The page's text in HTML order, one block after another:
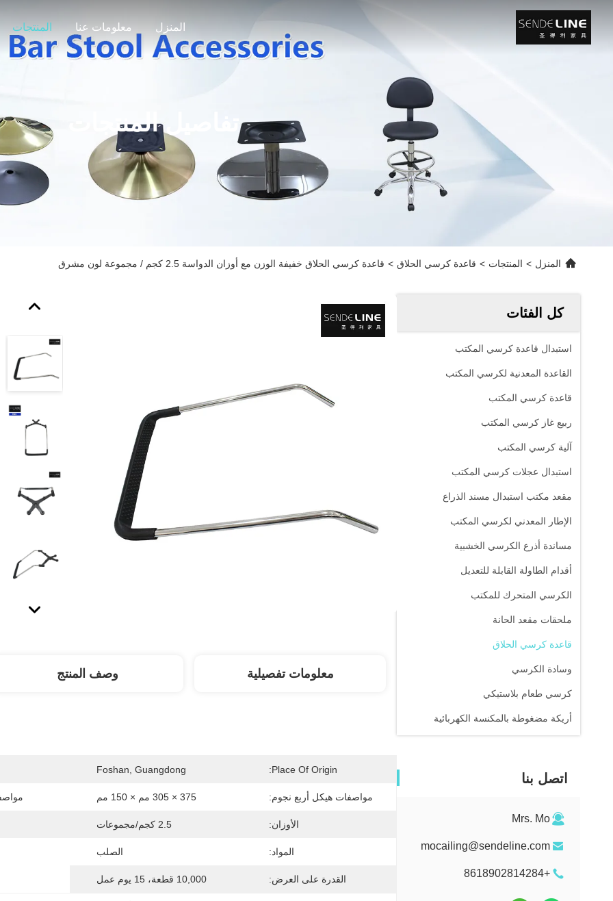
المنزل معلومات عنا المنتجات
تفاصيل المنتجات
المنزل > المنتجات > قاعدة كرسي الحلاق > قاعدة كرسي الحلاق خفيفة الوزن مع أوزان الدواسة 2.5 كجم / مجموعة لون مشرق
كل الفئات
استبدال قاعدة كرسي المكتب
القاعدة المعدنية لكرسي المكتب
قاعدة كرسي المكتب
ربيع غاز كرسي المكتب
آلية كرسي المكتب
استبدال عجلات كرسي المكتب
مقعد مكتب استبدال مسند الذراع
الإطار المعدني لكرسي المكتب
مساندة أذرع الكرسي الخشبية
أقدام الطاولة القابلة للتعديل
الكرسي المتحرك للمكتب
ملحقات مقعد الحانة
قاعدة كرسي الحلاق
وسادة الكرسي
كرسي طعام بلاستيكي
أريكة مضغوطة بالمكنسة الكهربائية
اتصل بنا
Mrs. Mo
mocailing@sendeline.com
+8618902814284
معلومات تفصيلية وصف المنتج
Place Of Origin:
Foshan, Guangdong
مواصفات هيكل أربع نجوم: 375 × 305 مم × 150 مم
الأوزان: 2.5 كجم/مجموعات
المواد: الصلب
القدرة على العرض: 10,000 قطعة، 15 يوم عمل